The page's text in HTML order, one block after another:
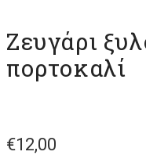
Ζευγάρι
πορτοκαλί
€12,00